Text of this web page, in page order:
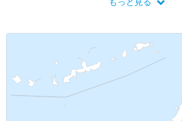
キルギス
コスタリカ ニカラグア
リトアニア ラトビア エ
アゼルバイジャン
プエルトリコ
ドミニ
セント・マーチン島